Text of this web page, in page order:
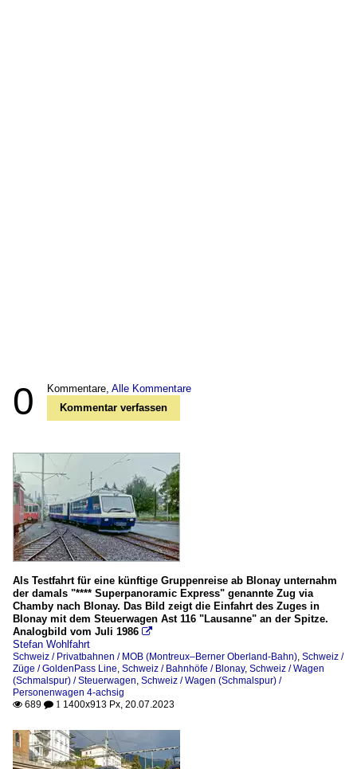
0 Kommentare, Alle Kommentare
Kommentar verfassen
Als Testfahrt für eine künftige Gruppenreise ab Blonay unternahm
der damals "**** Superpanoramic Express" genannte Zug via
Chamby nach Blonay. Das Bild zeigt die Einfahrt des Zuges in
Blonay mit dem Steuerwagen Ast 116 "Lausanne" an der Spitze.
Analogbild vom Juli 1986 
Stefan Wohlfahrt
Schweiz / Privatbahnen / MOB (Montreux–Berner Oberland-Bahn), Schweiz /
Züge / GoldenPass Line, Schweiz / Bahnhöfe / Blonay, Schweiz / Wagen
(Schmalspur) / Steuerwagen, Schweiz / Wagen (Schmalspur) /
Personenwagen 4-achsig
 689  1 1400x913 Px, 20.07.2023